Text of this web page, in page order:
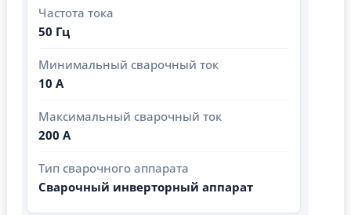
Частота тока
50 Гц
Минимальный сварочный ток
10 А
Максимальный сварочный ток
200 А
Тип сварочного аппарата
Сварочный инверторный аппарат